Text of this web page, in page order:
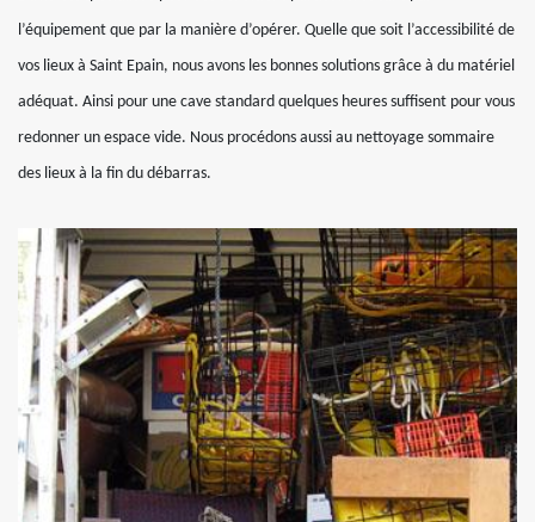
l’équipement que par la manière d’opérer. Quelle que soit l’accessibilité de
vos lieux à Saint Epain, nous avons les bonnes solutions grâce à du matériel
adéquat. Ainsi pour une cave standard quelques heures suffisent pour vous
redonner un espace vide. Nous procédons aussi au nettoyage sommaire
des lieux à la fin du débarras.